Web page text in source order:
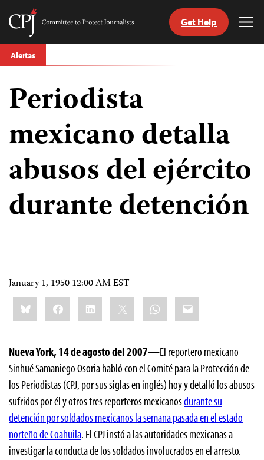
Skip
to
Committee
Journalists
Get Help
Alertas
Periodista
mexicano detalla
abusos del ejército
durante detención
January 1, 1950 12:00 AM EST
Share
this:BlueskyFacebookLinkedIn WhatsApp
Email
Nueva York, 14 de agosto del 2007—El reportero mexicano
Sinhué Samaniego Osoria habló con el Comité para la Protección de
los Periodistas (CPJ, por sus siglas en inglés) hoy y detalló los abusos
sufridos por él y otros tres reporteros mexicanosdurante su
detención por soldados mexicanos la semana pasada en el estado
norteño de Coahuila. El CPJ instó a las autoridades mexicanas a
investigar la conducta de los soldados involucrados en el arresto.